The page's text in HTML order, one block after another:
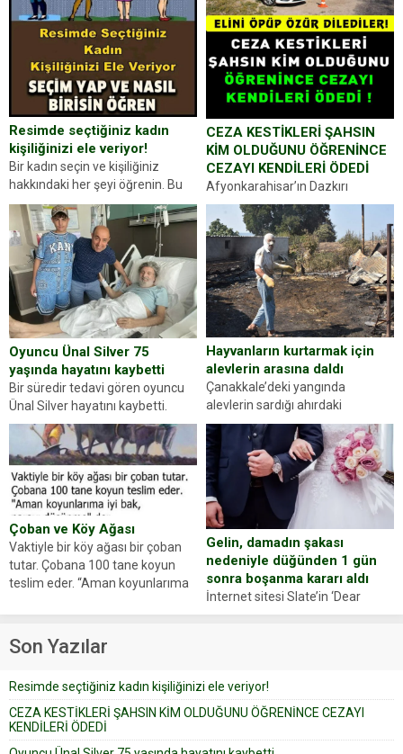
Resimde seçtiğiniz kadın
kişiliğinizi ele veriyor!
Bir kadın seçin ve kişiliğiniz
hakkındaki her şeyi öğrenin. Bu
kez karşınıza oldukça farklı bir
kişilik testiyle çıkıyoruz. Resimde
gördüğünüz kadın figürlerinden
dikkatinizi en...
CEZA KESTİKLERİ ŞAHSIN
KİM OLDUĞUNU ÖĞRENİNCE
CEZAYI KENDİLERİ ÖDEDİ
Afyonkarahisar’ın Dazkırı
ilçesinde trafik uygulaması
yapan jandarma ekipleri
durdurdukları bir otomobilin
sürücüsünden ehliyet ve ruhsat
sorup belgelerini istedi. Sürücü
Abdurrahman Ö.nün verdiği
evraklarda eksik olduğunu...
Oyuncu Ünal Silver 75
yaşında hayatını kaybetti
Bir süredir tedavi gören oyuncu
Ünal Silver hayatını kaybetti.
Haberi, oyuncunun menajerlik
ajansı duyurdu. Renda Güner,
sosyal medya hesabında “Usta
Oyuncumuz ve çok değerli
dostumuz...
Hayvanların kurtarmak için
alevlerin arasına daldı
Çanakkale’deki yangında
alevlerin sardığı ahırdaki
hayvanlarını kurtarmak isteyen
Zeki Demir (66) ölümden döndü.
Yüzünde ve ellerinde yanıklar
oluşan Demir, kâbus dolu anları
anlattı… Merkeze bağlı...
Çoban ve Köy Ağası
Vaktiyle bir köy ağası bir çoban
tutar. Çobana 100 tane koyun
teslim eder. “Aman koyunlarıma
Çoban koyunları alır gider. Aylar...
Gelin, damadın şakası
nedeniyle düğünden 1 gün
sonra boşanma kararı aldı
İnternet sitesi Slate’in ‘Dear
Prudence’ isimli tavsiye köşesine
yapıştırdığı için düğünden...
Son Yazılar
Resimde seçtiğiniz kadın kişiliğinizi ele veriyor!
CEZA KESTİKLERİ ŞAHSIN KİM OLDUĞUNU ÖĞRENİNCE CEZAYI
KENDİLERİ ÖDEDİ